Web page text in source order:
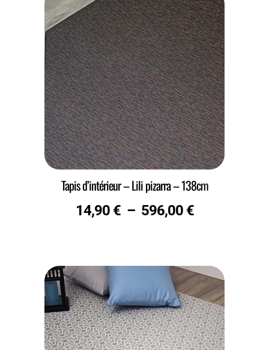
Tapis d’intérieur – Lili pizarra – 138cm
14,90 € – 596,00 €